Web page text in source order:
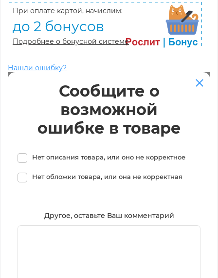
При оплате картой, начислим:
до 2 бонусов
Подробнее о бонусной системе
Нашли ошибку?
Сообщите о
возможной
ошибке в товаре
Нет описания товара, или оно не корректное
Нет обложки товара, или она не корректная
Другое, оставьте Ваш комментарий